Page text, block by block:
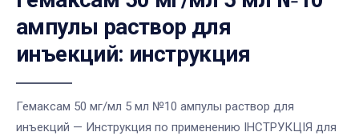
ампулы раствор для
инъекций: инструкция
Гемаксам 50 мг/мл 5 мл №10 ампулы раствор для
инъекций — Инструкция по применению ІНСТРУКЦІЯ для